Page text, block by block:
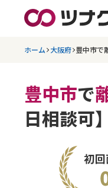
ホーム 大阪府 豊中市で
豊中市で
日相談可